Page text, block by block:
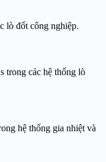
lò đốt công nghiệp.
trong các hệ thống lò
hệ thống gia nhiệt và